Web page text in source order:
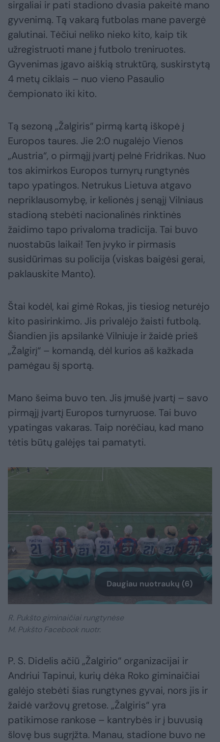
sirgaliai ir pati stadiono dvasia pakeitė mano
gyvenimą. Tą vakarą futbolas mane pavergė
galutinai. Tėčiui neliko nieko kito, kaip tik
užregistruoti mane į futbolo treniruotes.
Gyvenimas įgavo aiškią struktūrą, suskirstytą
4 metų ciklais – nuo vieno Pasaulio
čempionato iki kito.
Tą sezoną „Žalgiris“ pirmą kartą iškopė į
Europos taures. Jie 2:0 nugalėjo Vienos
„Austria“, o pirmąjį įvartį pelnė Fridrikas. Nuo
tos akimirkos Europos turnyrų rungtynės
tapo ypatingos. Netrukus Lietuva atgavo
nepriklausomybę, ir kelionės į senąjį Vilniaus
stadioną stebėti nacionalinės rinktinės
žaidimo tapo privaloma tradicija. Tai buvo
nuostabūs laikai! Ten įvyko ir pirmasis
susidūrimas su policija (viskas baigėsi gerai,
paklauskite Manto).
Štai kodėl, kai gimė Rokas, jis tiesiog neturėjo
kito pasirinkimo. Jis privalėjo žaisti futbolą.
Šiandien jis apsilankė Vilniuje ir žaidė prieš
„Žalgirį“ – komandą, dėl kurios aš kažkada
pamėgau šį sportą.
Mano šeima buvo ten. Jis įmušė įvartį – savo
pirmąjį įvartį Europos turnyruose. Tai buvo
ypatingas vakaras. Taip norėčiau, kad mano
tėtis būtų galėjęs tai pamatyti.
Daugiau nuotraukų (6)
R. Pukšto giminaičiai rungtynėse
M. Pukšto Facebook nuotr.
P. S. Didelis ačiū „Žalgirio“ organizacijai ir
Andriui Tapinui, kurių dėka Roko giminaičiai
galėjo stebėti šias rungtynes gyvai, nors jis ir
žaidė varžovų gretose. „Žalgiris“ yra
patikimose rankose – kantrybės ir į buvusią
šlovę bus sugrįžta. Manau, stadione buvo ne